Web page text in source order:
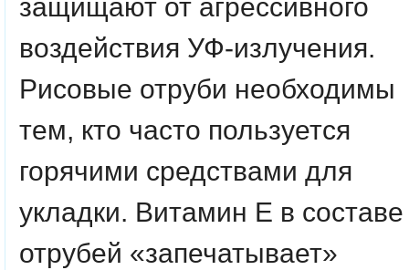
защищают от агрессивного
воздействия УФ-излучения.
Рисовые отруби необходимы
тем, кто часто пользуется
горячими средствами для
укладки. Витамин E в составе
отрубей «запечатывает»